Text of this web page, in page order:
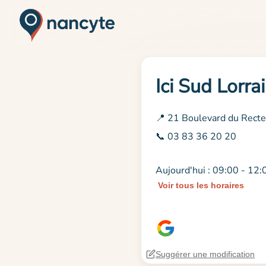
Ici Sud
📍 21 Boulevard du
📞 03 83 36 20 20
Aujourd'hui : 09:00 -
Voir tous les horaires
Suggérer une modification